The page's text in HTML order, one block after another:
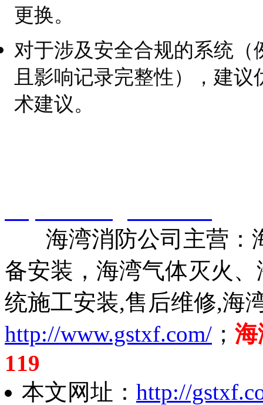
更换。
对于涉及安全合规的系统
且影响记录完整性），建
术建议。
海湾消防公司主营：
备安装，海湾气体灭火
统施工安装,售后维修,海
http://www.gstxf.com/ ； 海
119
本文网址： http://